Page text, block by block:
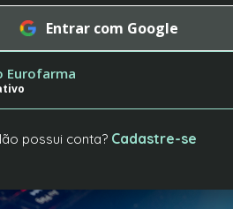
Entrar com Google
Eurofarma
possui conta? Cadastre-se